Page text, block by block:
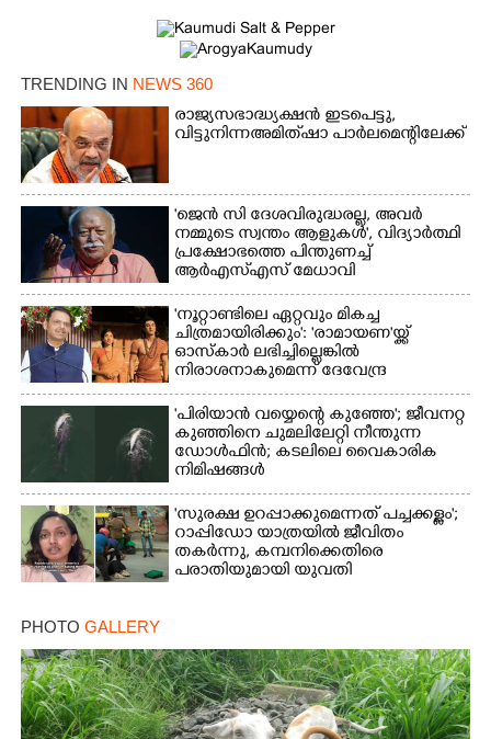
TRENDING IN NEWS 360
രാജ്യസഭാദ്ധ്യക്ഷൻ ഇടപെട്ടു,
വിട്ടുനിന്ന അമിത് ഷാ പാർലമെന്റിലേക്ക്
'ജെൻ സി ദേശവിരുദ്ധരല്ല, അവർ
നമ്മുടെ സ്വന്തം ആളുകൾ', വിദ്യാർത്ഥി
പ്രക്ഷോഭത്തെ പിന്തുണച്ച്
ആർഎസ്‌എസ് മേധാവി
'നൂറ്റാണ്ടിലെ ഏറ്റവും മികച്ച
ചിത്രമായിരിക്കും': 'രാമായണ'യ്ക്ക്
ഓസ്കാ‌ർ ലഭിച്ചില്ലെങ്കിൽ
നിരാശനാകുമെന്ന് ദേവേന്ദ്ര
ഫഡ്നാവിസ്
'പിരിയാൻ വയ്യെന്റെ കുഞ്ഞേ'; ജീവനറ്റ
കുഞ്ഞിനെ ചുമലിലേറ്റി നീന്തുന്ന
ഡോൾഫിൻ; കടലിലെ വൈകാരിക
നിമിഷങ്ങൾ
'സുരക്ഷ ഉറപ്പാക്കുമെന്നത് പച്ചക്കള്ളം';
റാപ്പിഡോ യാത്രയിൽ ജീവിതം
തകർന്നു, കമ്പനിക്കെതിരെ
പരാതിയുമായി യുവതി
PHOTO GALLERY
×
Copy Link